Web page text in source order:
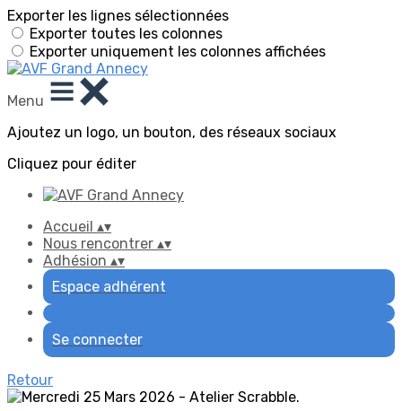
Exporter les lignes sélectionnées
Exporter toutes les colonnes
Exporter uniquement les colonnes affichées
Menu
Ajoutez un logo, un bouton, des réseaux sociaux
Cliquez pour éditer
Accueil ▴▾
Nous rencontrer ▴▾
Adhésion ▴▾
Espace adhérent
Se connecter
Retour